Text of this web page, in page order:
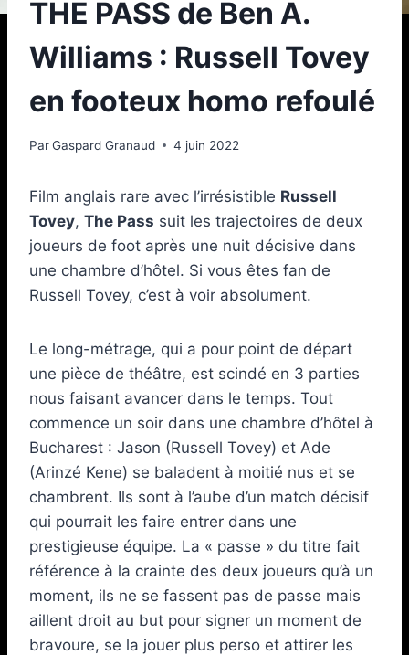
THE PASS de Ben A.
Williams : Russell Tovey
en footeux homo refoulé
ParGaspard Granaud 4 juin 2022
Film anglais rare avec l’irrésistible Russell
Tovey, The Pass suit les trajectoires de deux
joueurs de foot après une nuit décisive dans
une chambre d’hôtel. Si vous êtes fan de
Russell Tovey, c’est à voir absolument.
Le long-métrage, qui a pour point de départ
une pièce de théâtre, est scindé en 3 parties
nous faisant avancer dans le temps. Tout
commence un soir dans une chambre d’hôtel à
Bucharest : Jason (Russell Tovey) et Ade
(Arinzé Kene) se baladent à moitié nus et se
chambrent. Ils sont à l’aube d’un match décisif
qui pourrait les faire entrer dans une
prestigieuse équipe. La « passe » du titre fait
référence à la crainte des deux joueurs qu’à un
moment, ils ne se fassent pas de passe mais
aillent droit au but pour signer un moment de
bravoure, se la jouer plus perso et attirer les